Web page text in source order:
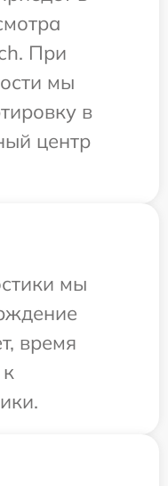
При
мы
в
центр
мы
время